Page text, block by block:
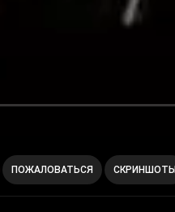
ПОЖАЛОВАТЬСЯ СКРИНШОТЫ